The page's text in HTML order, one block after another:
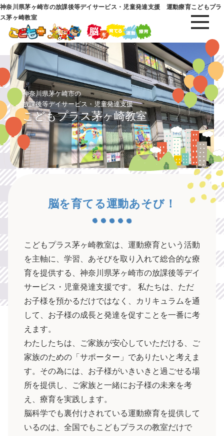
神奈川県茅ヶ崎市の放課後等デイサービス・児童発達支援 運動療育こどもプラ
ス茅ヶ崎教室
神奈川県茅ケ崎市の
放課後等デイサービス・児童発達支援
こどもプラス茅ヶ崎教室
脳を育てる運動あそび！
こどもプラス茅ヶ崎教室は、運動療育という活動
を主軸に、学習、あそびを取り入れて総合的な療
育を提供する、神奈川県茅ヶ崎市の放課後等デイ
サービス・児童発達支援です。 私たちは、ただ
お子様を預かるだけではなく、カリキュラムを通
して、お子様の成長と発達を促すことを一番に考
えます。
わたしたちは、ご家族が安心していただける、ご
家族のための「サポーター」でありたいと考えま
す。その為には、お子様がいきいきと過ごせる場
所を提供し、ご家族と一緒にお子様の未来を考
え、療育を実践します。
脳科学でも裏付けされている運動療育を提供して
いるのは、全国でもこどもプラスの教室だけで